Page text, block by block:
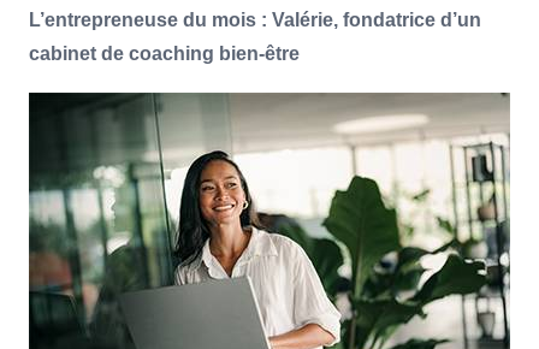
L’entrepreneuse du mois : Valérie, fondatrice d’un
cabinet de coaching bien-être